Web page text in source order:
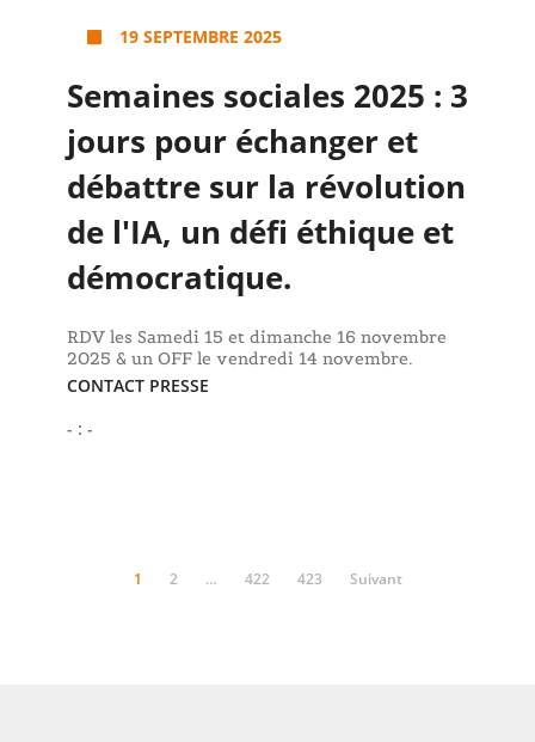
19 SEPTEMBRE 2025
Semaines sociales 2025 : 3
jours pour échanger et
débattre sur la révolution
de l'IA, un défi éthique et
démocratique.
RDV les Samedi 15 et dimanche 16 novembre
2025 & un OFF le vendredi 14 novembre.
CONTACT PRESSE
- : -
1 2 … 422 423 Suivant